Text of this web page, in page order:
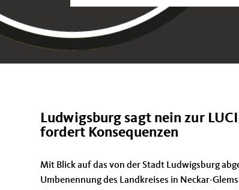
Ludwigsburg sagt nein zur
fordert Konsequenzen
Mit Blick auf das von der Stadt Ludwigsburg
Umbenennung des Landkreises in Neckar-